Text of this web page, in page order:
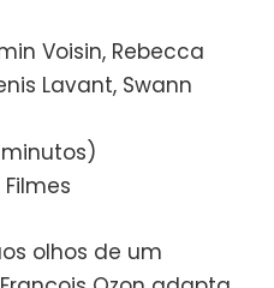
Voisin, Rebecca
Lavant, Swann
minutos)
olhos de um